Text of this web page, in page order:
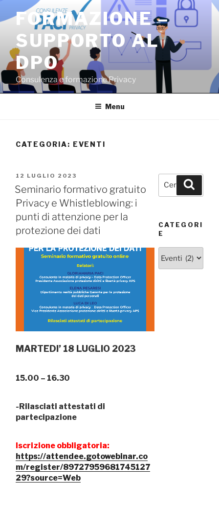
contenuto
FORMAZIONE –
SUPPORTO AL
DPO
Consulenza e formazione Privacy
Menu
CATEGORIA: EVENTI
PUBBLICATO
IL
12 LUGLIO 2023
Seminario formativo gratuito
Privacy e Whistleblowing: i
punti di attenzione per la
protezione dei dati
MARTEDI’ 18 LUGLIO 2023
15.00 – 16.30
-Rilasciati attestati di
partecipazione
Iscrizione obbligatoria:
https://attendee.gotowebinar.co
m/register/89727959681745127
29?source=Web
Cerca:
CATEGORI
E